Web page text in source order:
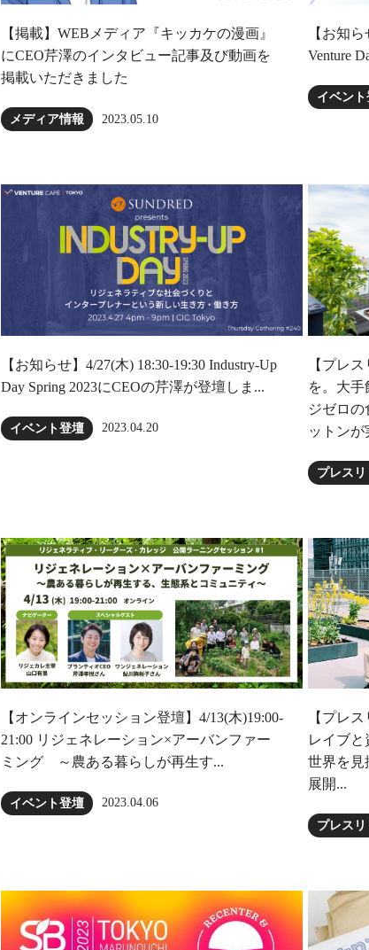
【掲載】WEBメディア『キッカケの漫画』
にCEO芹澤のインタビュー記事及び動画を
掲載いただきました
メディア情報 2023.05.10
【お知
Venture
イベント
【お知らせ】4/27(木) 18:30-19:30 Industry-Up
Day Spring 2023にCEOの芹澤が登壇しま...
イベント登壇 2023.04.20
【プレ
を。大
ジゼロ
ットンが
プレスリ
【オンラインセッション登壇】4/13(木)19:00-
21:00 リジェネレーション×アーバンファー
ミング ～農ある暮らしが再生す...
イベント登壇 2023.04.06
【プレ
レイブと
世界を見
展開...
プレスリ